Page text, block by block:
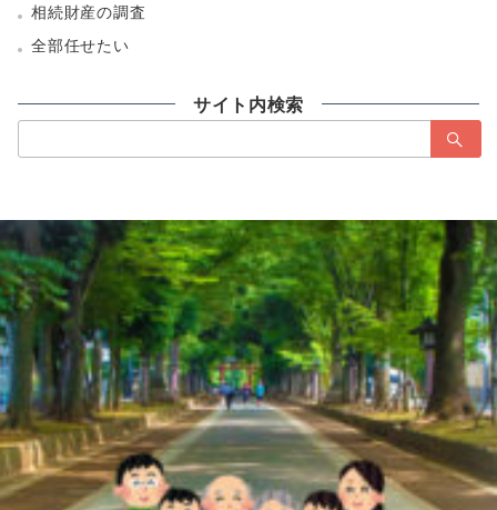
相続財産の調査
全部任せたい
サイト内検索
索：